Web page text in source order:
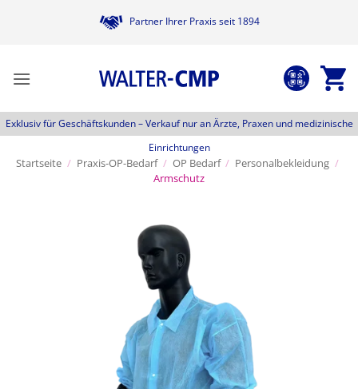
Partner Ihrer Praxis seit 1894
Exklusiv für Geschäftskunden –Verkauf nur an Ärzte, Praxen und medizinische
Einrichtungen
Startseite / Praxis-OP-Bedarf / OP Bedarf / Personalbekleidung /
Armschutz